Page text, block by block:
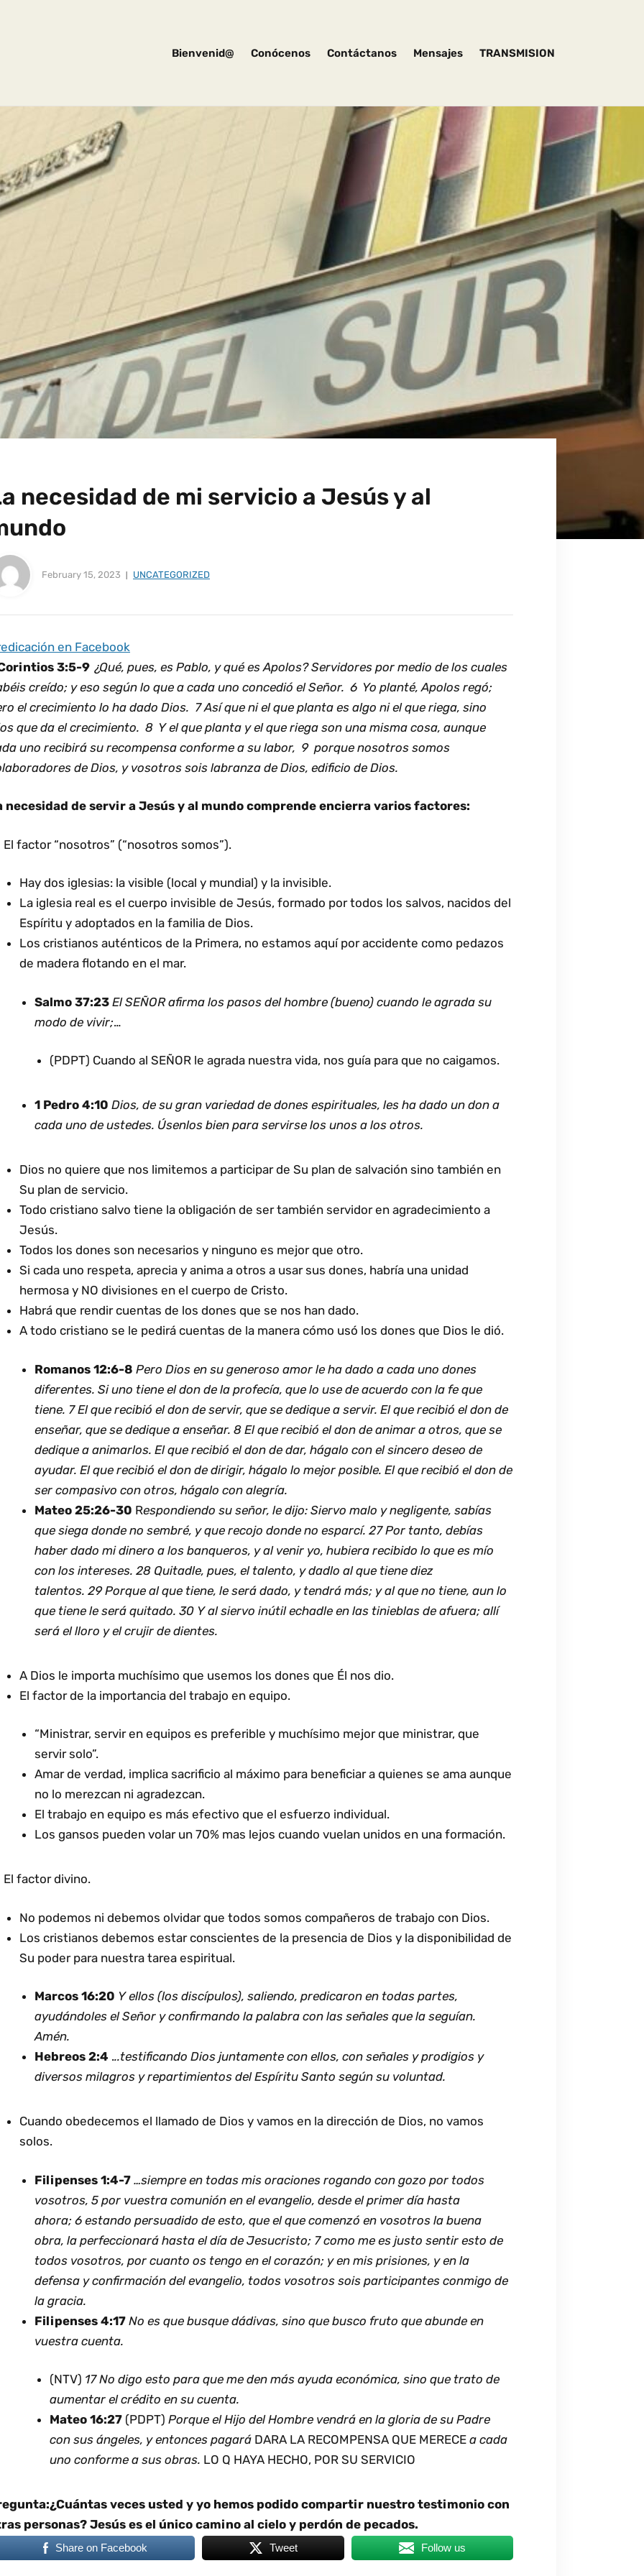
Bienvenid@ Conócenos Contáctanos Mensajes TRANSMISION
necesidad de mi servicio a Jesús y al
February 15, 2023 UNCATEGORIZED
en Facebook
3:5-9 ¿Qué, pues, es Pablo, y qué es Apolos? Servidores por medio de los cuales
creído; y eso según lo que a cada uno concedió el Señor. 6 Yo planté, Apolos regó;
el crecimiento lo ha dado Dios. 7 Así que ni el que planta es algo ni el que riega, sino
que da el crecimiento. 8 Y el que planta y el que riega son una misma cosa, aunque
uno recibirá su recompensa conforme a su labor, 9 porque nosotros somos
de Dios, y vosotros sois labranza de Dios, edificio de Dios.
necesidad de servir a Jesús y al mundo comprende encierra varios factores:
El factor “nosotros” (“nosotros somos”).
Hay dos iglesias: la visible (local y mundial) y la invisible.
La iglesia real es el cuerpo invisible de Jesús, formado por todos los salvos, nacidos del
Espíritu y adoptados en la familia de Dios.
Los cristianos auténticos de la Primera, no estamos aquí por accidente como pedazos
de madera flotando en el mar.
Salmo 37:23 El SEÑOR afirma los pasos del hombre (bueno) cuando le agrada su
modo de vivir;…
(PDPT) Cuando al SEÑOR le agrada nuestra vida, nos guía para que no caigamos.
1 Pedro 4:10 Dios, de su gran variedad de dones espirituales, les ha dado un don a
cada uno de ustedes. Úsenlos bien para servirse los unos a los otros.
Dios no quiere que nos limitemos a participar de Su plan de salvación sino también en
Su plan de servicio.
Todo cristiano salvo tiene la obligación de ser también servidor en agradecimiento a
Jesús.
Todos los dones son necesarios y ninguno es mejor que otro.
Si cada uno respeta, aprecia y anima a otros a usar sus dones, habría una unidad
hermosa y NO divisiones en el cuerpo de Cristo.
Habrá que rendir cuentas de los dones que se nos han dado.
A todo cristiano se le pedirá cuentas de la manera cómo usó los dones que Dios le dió.
Romanos 12:6-8 Pero Dios en su generoso amor le ha dado a cada uno dones
diferentes. Si uno tiene el don de la profecía, que lo use de acuerdo con la fe que
tiene. 7 El que recibió el don de servir, que se dedique a servir. El que recibió el don de
enseñar, que se dedique a enseñar. 8 El que recibió el don de animar a otros, que se
dedique a animarlos. El que recibió el don de dar, hágalo con el sincero deseo de
ayudar. El que recibió el don de dirigir, hágalo lo mejor posible. El que recibió el don de
ser compasivo con otros, hágalo con alegría.
Mateo 25:26-30 Respondiendo su señor, le dijo: Siervo malo y negligente, sabías
que siega donde no sembré, y que recojo donde no esparcí. 27 Por tanto, debías
haber dado mi dinero a los banqueros, y al venir yo, hubiera recibido lo que es mío
con los intereses. 28 Quitadle, pues, el talento, y dadlo al que tiene diez
talentos. 29 Porque al que tiene, le será dado, y tendrá más; y al que no tiene, aun lo
que tiene le será quitado. 30 Y al siervo inútil echadle en las tinieblas de afuera; allí
será el lloro y el crujir de dientes.
A Dios le importa muchísimo que usemos los dones que Él nos dio.
El factor de la importancia del trabajo en equipo.
“Ministrar, servir en equipos es preferible y muchísimo mejor que ministrar, que
servir solo”.
Amar de verdad, implica sacrificio al máximo para beneficiar a quienes se ama aunque
no lo merezcan ni agradezcan.
El trabajo en equipo es más efectivo que el esfuerzo individual.
Los gansos pueden volar un 70% mas lejos cuando vuelan unidos en una formación.
El factor divino.
No podemos ni debemos olvidar que todos somos compañeros de trabajo con Dios.
Los cristianos debemos estar conscientes de la presencia de Dios y la disponibilidad de
Su poder para nuestra tarea espiritual.
Marcos 16:20 Y ellos (los discípulos), saliendo, predicaron en todas partes,
ayudándoles el Señor y confirmando la palabra con las señales que la seguían.
Amén.
Hebreos 2:4 ...testificando Dios juntamente con ellos, con señales y prodigios y
diversos milagros y repartimientos del Espíritu Santo según su voluntad.
Cuando obedecemos el llamado de Dios y vamos en la dirección de Dios, no vamos
solos.
Filipenses 1:4-7 …siempre en todas mis oraciones rogando con gozo por todos
vosotros, 5 por vuestra comunión en el evangelio, desde el primer día hasta
ahora; 6 estando persuadido de esto, que el que comenzó en vosotros la buena
obra, la perfeccionará hasta el día de Jesucristo; 7 como me es justo sentir esto de
todos vosotros, por cuanto os tengo en el corazón; y en mis prisiones, y en la
defensa y confirmación del evangelio, todos vosotros sois participantes conmigo de
la gracia.
Filipenses 4:17 No es que busque dádivas, sino que busco fruto que abunde en
vuestra cuenta.
(NTV) 17 No digo esto para que me den más ayuda económica, sino que trato de
aumentar el crédito en su cuenta.
Mateo 16:27 (PDPT) Porque el Hijo del Hombre vendrá en la gloria de su Padre
con sus ángeles, y entonces pagará DARA LA RECOMPENSA QUE MERECE a cada
uno conforme a sus obras. LO Q HAYA HECHO, POR SU SERVICIO
veces usted y yo hemos podido compartir nuestro testimonio con
personas? Jesús es el único camino al cielo y perdón de pecados.
Share on Facebook Tweet Follow us